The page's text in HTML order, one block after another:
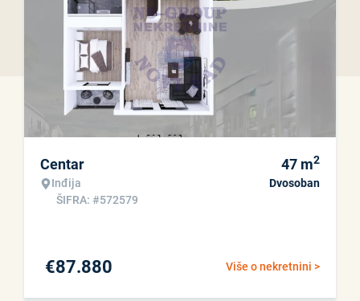
Centar
Inđija
ŠIFRA: #572579
47 m2
Dvosoban
Više o nekretnini >
€87.880